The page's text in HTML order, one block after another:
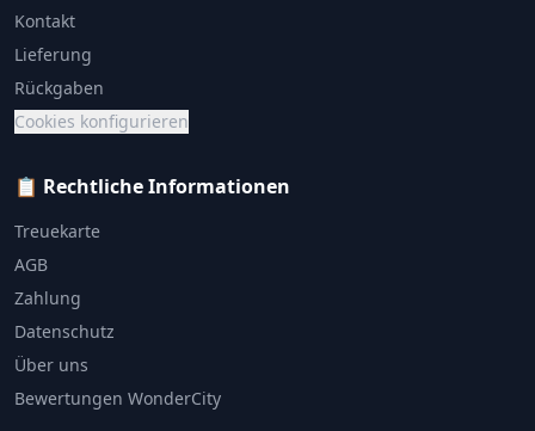
Kontakt
Lieferung
Rückgaben
Cookies konfigurieren
📋 Rechtliche Informationen
Treuekarte
AGB
Zahlung
Datenschutz
Über uns
Bewertungen WonderCity